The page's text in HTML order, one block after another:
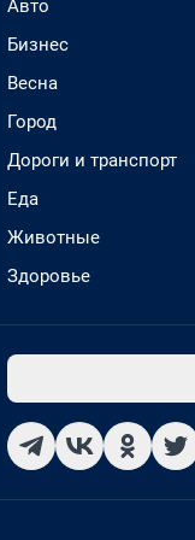
Авто
Бизнес
Весна
Город
Дороги и транспорт
Еда
Животные
Здоровье